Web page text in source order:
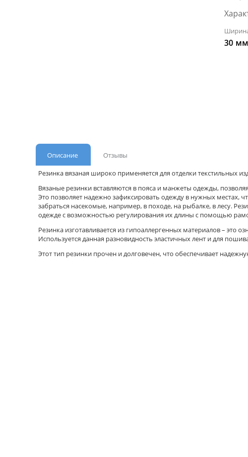
30 мм
Описание
Отзывы
Резинка вязаная широко применяется для отделки текстильных
Вязаные резинки вставляются в пояса и манжеты одежды,
Это позволяет надежно зафиксировать одежду в нужных местах,
забраться насекомые, например, в походе, на рыбалке, в лесу.
одежде с возможностью регулирования их длины с помощью
Резинка изготавливается из гипоаллергенных материалов – это
Используется данная разновидность эластичных лент и для
Этот тип резинки прочен и долговечен, что обеспечивает